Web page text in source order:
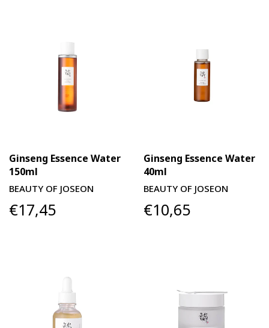
Ginseng Essence Water
150ml
BEAUTY OF JOSEON
€17,45
Ginseng Essence Water
40ml
BEAUTY OF JOSEON
€10,65